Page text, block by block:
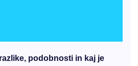
podobnosti in kaj je